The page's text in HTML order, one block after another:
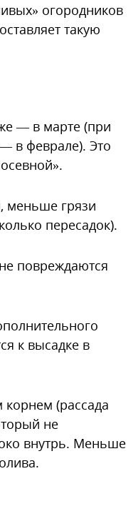
огородников
такую
— в марте (при
в феврале). Это
меньше грязи
пересадок).
повреждаются
к высадке в
(рассада
не
внутрь. Меньше